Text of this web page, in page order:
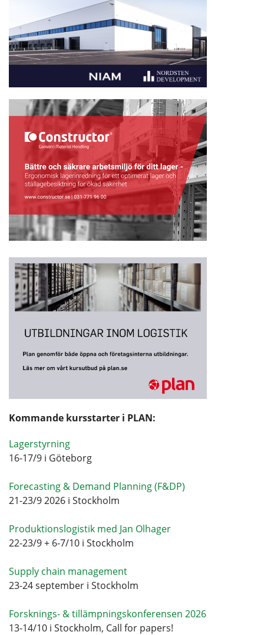
Kommande kursstarter i PLAN:
Lagerstyrning
16-17/9 i Göteborg
Forecasting & Demand Planning (F&DP)
21-23/9 2026 i Stockholm
Produktionslogistik med Jan Olhager
22-23/9 + 6-7/10 i Stockholm
Supply chain management
23-24 september i Stockholm
Forsknings- & tillämpningskonferensen 2026
13-14/10 i Stockholm, Call for papers!